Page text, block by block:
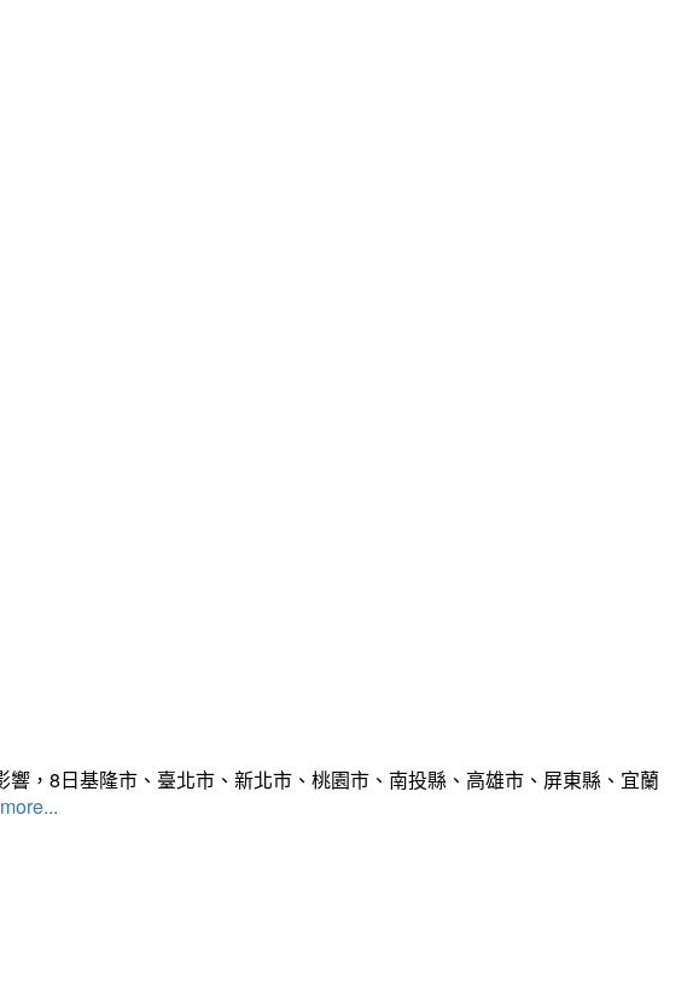
，8日基隆市、臺北市、新北市、桃園市、南投縣、高雄市、屏東縣、宜蘭
more...